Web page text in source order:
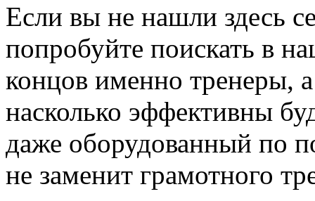
Если вы не нашли здесь
попробуйте поискать в
концов именно тренеры,
насколько эффективны
даже оборудованный по
не заменит грамотного